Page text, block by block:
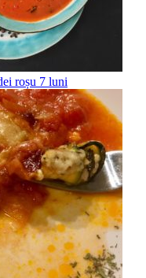
roșu 7 luni